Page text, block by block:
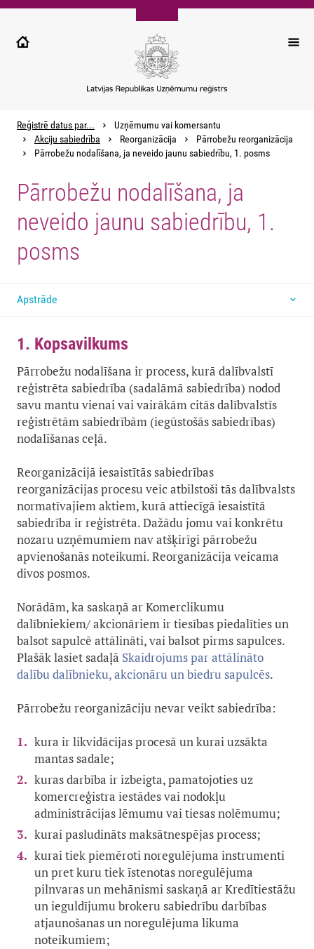
Pārlekt
galveno
Reģistrē datus par...
Uzņēmumu vai komersantu
Akciju sabiedrība
Reorganizācija
Pārrobežu reorganizācija
Pārrobežu nodalīšana, ja neveido jaunu sabiedrību, 1. posms
Pārrobežu nodalīšana, ja
neveido jaunu sabiedrību, 1.
posms
Apstrāde
1. Kopsavilkums
Pārrobežu nodalīšana ir process, kurā dalībvalstī
reģistrēta sabiedrība (sadalāmā sabiedrība) nodod
savu mantu vienai vai vairākām citās dalībvalstīs
reģistrētām sabiedrībām (iegūstošās sabiedrības)
nodalīšanas ceļā.
Reorganizācijā iesaistītās sabiedrības
reorganizācijas procesu veic atbilstoši tās dalībvalsts
normatīvajiem aktiem, kurā attiecīgā iesaistītā
sabiedrība ir reģistrēta. Dažādu jomu vai konkrētu
nozaru uzņēmumiem nav atšķirīgi pārrobežu
apvienošanās noteikumi. Reorganizācija veicama
divos posmos.
Norādām, ka saskaņā ar Komerclikumu
dalībniekiem/ akcionāriem ir tiesības piedalīties un
balsot sapulcē attālināti, vai balsot pirms sapulces.
Plašāk lasiet sadaļā Skaidrojums par attālināto
dalību dalībnieku, akcionāru un biedru sapulcēs.
Pārrobežu reorganizāciju nevar veikt sabiedrība:
kura ir likvidācijas procesā un kurai uzsākta
mantas sadale;
kuras darbība ir izbeigta, pamatojoties uz
komercreģistra iestādes vai nodokļu
administrācijas lēmumu vai tiesas nolēmumu;
kurai pasludināts maksātnespējas process;
kurai tiek piemēroti noregulējuma instrumenti
un pret kuru tiek īstenotas noregulējuma
pilnvaras un mehānismi saskaņā ar Kredītiestāžu
un ieguldījumu brokeru sabiedrību darbības
atjaunošanas un noregulējuma likuma
noteikumiem;